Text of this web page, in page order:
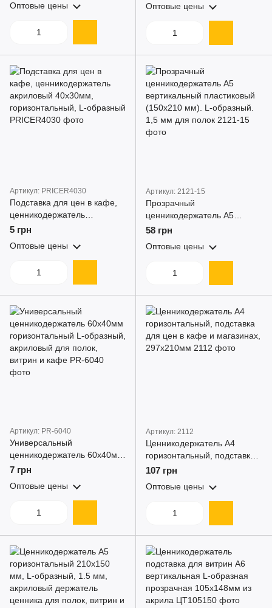
буклетов для полок, витрин
Оптовые цены
мм
Оптовые цены
Артикул: PRICER4030
Подставка для цен в кафе,
ценникодержатель
акриловый 40х30мм,
5 грн
Оптовые цены
Артикул: 2121-15
Прозрачный
ценникодержатель А5
вертикальный пластиковый
1,5 мм для полок
58 грн
Оптовые цены
Артикул: PR-6040
Универсальный
ценникодержатель 60х40мм
горизонтальный L-образный,
витрин и кафе
7 грн
Оптовые цены
Артикул: 2112
Ценникодержатель А4
горизонтальный, подставка
для цен в кафе и магазинах,
107 грн
Оптовые цены